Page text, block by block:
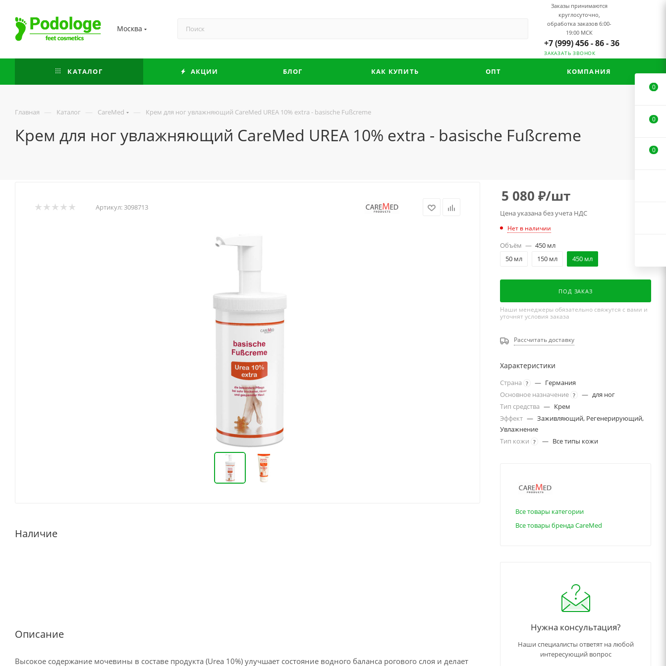
Москва
Заказы принимаются
круглосуточно,
обработка заказов 6:00-
19:00 МСК
+7 (999) 456 - 86 - 36
ЗАКАЗАТЬ ЗВОНОК
КАТАЛОГ АКЦИИ БЛОГ КАК КУПИТЬ ОПТ КОМПАНИЯ
Главная — Каталог — CareMed — Крем для ног увлажняющий CareMed UREA 10% extra - basische Fußcreme
Крем для ног увлажняющий CareMed UREA 10% extra - basische Fußcreme
Артикул:3098713
Наличие
Описание
Высокое содержание мочевины в составе продукта (Urea 10%) улучшает состояние водного баланса рогового слоя и делает
5 080 ₽/шт
Цена указана без учета НДС
Нет в наличии
Объём — 450 мл
50 мл
150 мл 450 мл
ПОД ЗАКАЗ
Наши менеджеры обязательно свяжутся с вами и
уточнят условия заказа
Рассчитать доставку
Характеристики
Страна ? — Германия
Основное назначение ? — для ног
Тип средства — Крем
Эффект — Заживляющий, Регенерирующий,
Увлажнение
Тип кожи ? — Все типы кожи
Все товары категории
Все товары бренда CareMed
Нужна консультация?
Наши специалисты ответят на любой
интересующий вопрос
0
0
0